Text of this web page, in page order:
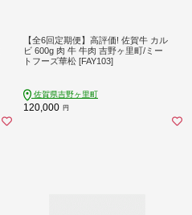
【全6回定期便】高評価! 佐賀牛 カル
ビ 600g 肉 牛 牛肉 吉野ヶ里町/ミー
トフーズ華松 [FAY103]
佐賀県吉野ヶ里町
120,000 円